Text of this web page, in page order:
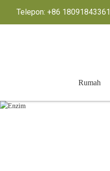
Telepon: +86 18091843361
Rumah